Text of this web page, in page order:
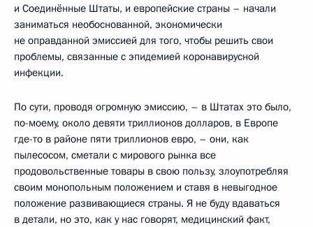
и Соединённые Штаты, и европейские страны – начали
заниматься необоснованной, экономически
не оправданной эмиссией для того, чтобы решить свои
проблемы, связанные с эпидемией коронавирусной
инфекции.
По сути, проводя огромную эмиссию, – в Штатах это было,
по-моему, около девяти триллионов долларов, в Европе
где-то в районе пяти триллионов евро, – они, как
пылесосом, сметали с мирового рынка все
продовольственные товары в свою пользу, злоупотребляя
своим монопольным положением и ставя в невыгодное
положение развивающиеся страны. Я не буду вдаваться
в детали, но это, как у нас говорят, медицинский факт,